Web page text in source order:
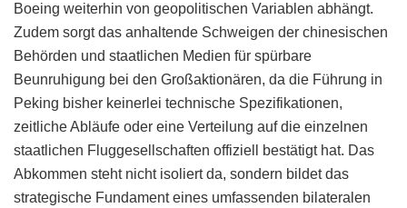
Boeing weiterhin von geopolitischen Variablen abhängt.
Zudem sorgt das anhaltende Schweigen der chinesischen
Behörden und staatlichen Medien für spürbare
Beunruhigung bei den Großaktionären, da die Führung in
Peking bisher keinerlei technische Spezifikationen,
zeitliche Abläufe oder eine Verteilung auf die einzelnen
staatlichen Fluggesellschaften offiziell bestätigt hat. Das
Abkommen steht nicht isoliert da, sondern bildet das
strategische Fundament eines umfassenden bilateralen